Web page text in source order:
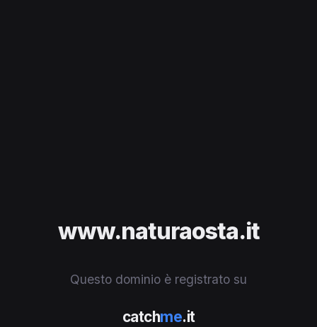
www.naturaosta.it
Questo dominio è registrato su
catchme.it